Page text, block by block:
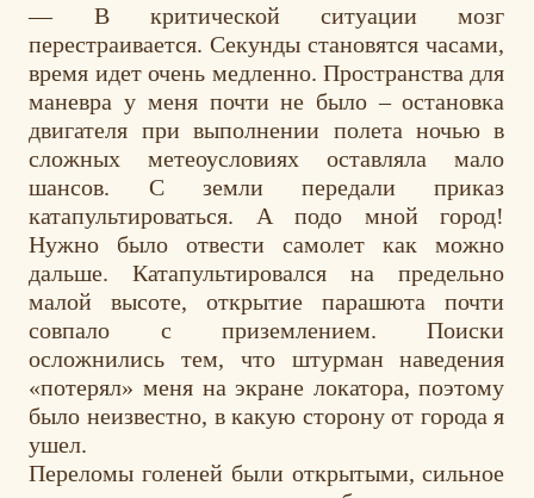
— В критической ситуации мозг
перестраивается. Секунды становятся часами,
время идет очень медленно. Пространства для
маневра у меня почти не было – остановка
двигателя при выполнении полета ночью в
сложных метеоусловиях оставляла мало
шансов. С земли передали приказ
катапультироваться. А подо мной город!
Нужно было отвести самолет как можно
дальше. Катапультировался на предельно
малой высоте, открытие парашюта почти
совпало с приземлением. Поиски
осложнились тем, что штурман наведения
«потерял» меня на экране локатора, поэтому
было неизвестно, в какую сторону от города я
ушел.
Переломы голеней были открытыми, сильное